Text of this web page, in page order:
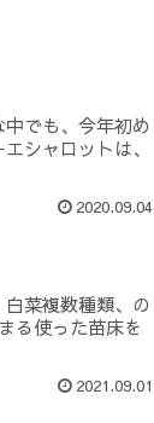
でも、今年初め
シャロットは、
2020.09.04
菜複数種類、の
る使った苗床を
2021.09.01